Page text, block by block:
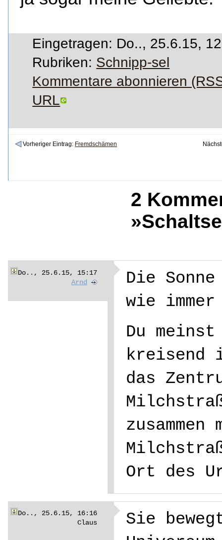
Eingetragen: Do.., 25.6.15,
Rubriken: Schnipp-sel
Kommentare abonnieren
URL
Vorheriger Eintrag: Fremdschämen
2
Do.., 25.6.15, 15:17
Arnd
Die
wie
Du
kreisend
das
Ort des
Do.., 25.6.15, 16:16
Claus
Sie